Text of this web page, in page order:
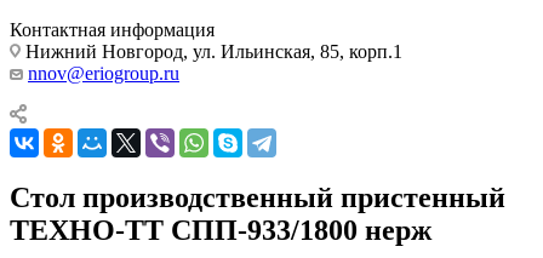
Контактная информация
Нижний Новгород, ул. Ильинская, 85, корп.1
nnov@eriogroup.ru
Стол производственный пристенный
ТЕХНО-ТТ СПП-933/1800 нерж